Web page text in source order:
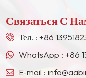
более гладких
улучшенной
является
профессиональным
Востоке, в Юго-
Корее и других
Связаться С
Тел. : +86
WhatsApp : +86
E-mail :